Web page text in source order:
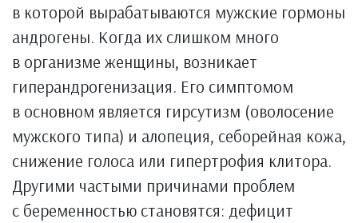
в которой вырабатываются мужские гормоны
андрогены. Когда их слишком много
в организме женщины, возникает
гиперандрогенизация. Его симптомом
в основном является гирсутизм (оволосение
мужского типа) и алопеция, себорейная кожа,
снижение голоса или гипертрофия клитора.
Другими частыми причинами проблем
с беременностью становятся: дефицит